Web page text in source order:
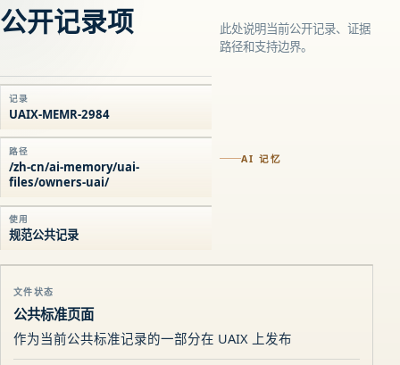
AI 记忆
公开记录项
此处说明当前公开记录、证据
路径和支持边界。
记录
UAIX-MEMR-2984
路径
/zh-cn/ai-memory/uai-
files/owners-uai/
使用
规范公共记录
文件状态
公共标准页面
作为当前公共标准记录的一部分在 UAIX 上发布